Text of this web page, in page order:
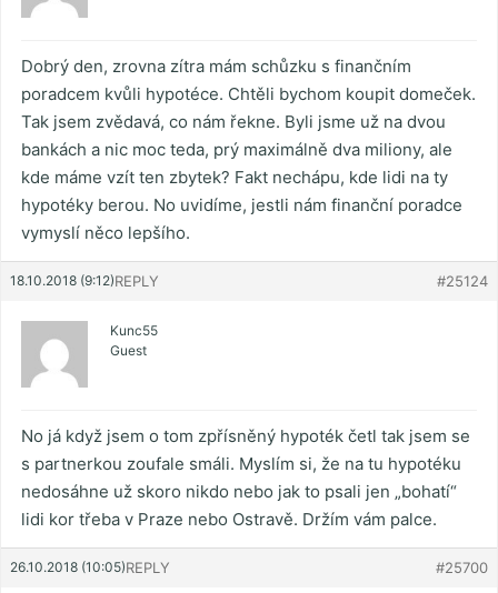
Dobrý den, zrovna zítra mám schůzku s finančním
poradcem kvůli hypotéce. Chtěli bychom koupit domeček.
Tak jsem zvědavá, co nám řekne. Byli jsme už na dvou
bankách a nic moc teda, prý maximálně dva miliony, ale
kde máme vzít ten zbytek? Fakt nechápu, kde lidi na ty
hypotéky berou. No uvidíme, jestli nám finanční poradce
vymyslí něco lepšího.
18.10.2018 (9:12) #25124
REPLY
Kunc55
Guest
No já když jsem o tom zpřísněný hypoték četl tak jsem se
s partnerkou zoufale smáli. Myslím si, že na tu hypotéku
nedosáhne už skoro nikdo nebo jak to psali jen „bohatí“
lidi kor třeba v Praze nebo Ostravě. Držím vám palce.
26.10.2018 (10:05) #25700
REPLY